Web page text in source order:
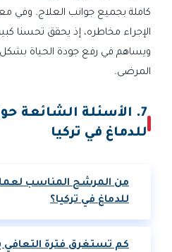
كاملة بجميع جوانب العلاج. وفي
الإجراء مخاطره، إذ يحقق تحسنا
ويساهم في رفع جودة الحياة بشكل
المرضى.
7. الأسئلة الشائعة
للدماغ في تركيا
من المرشح المناسب
للدماغ في تركيا؟
كم تستغرق فترة التعافي